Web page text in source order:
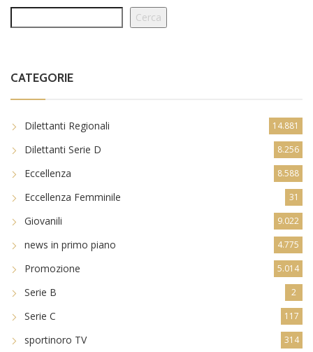
Cerca
CATEGORIE
Dilettanti Regionali 14.881
Dilettanti Serie D 8.256
Eccellenza 8.588
Eccellenza Femminile 31
Giovanili 9.022
news in primo piano 4.775
Promozione 5.014
Serie B 2
Serie C 117
sportinoro TV 314